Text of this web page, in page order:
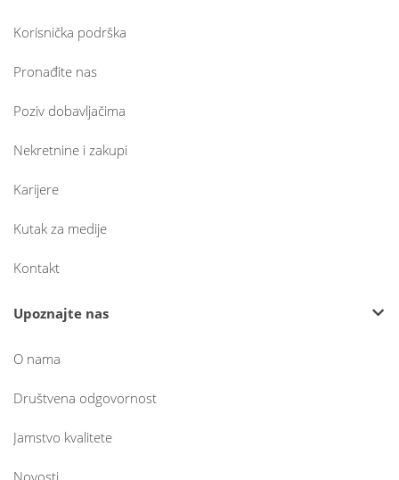
Korisnička podrška
Pronađite nas
Poziv dobavljačima
Nekretnine i zakupi
Karijere
Kutak za medije
Kontakt
Upoznajte nas
O nama
Društvena odgovornost
Jamstvo kvalitete